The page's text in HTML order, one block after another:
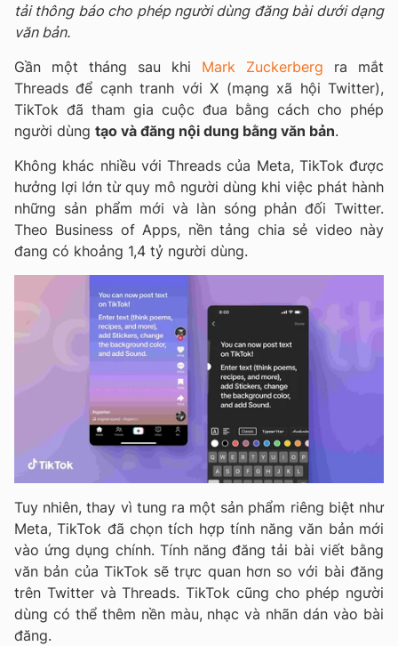
tải thông báo cho phép người dùng đăng bài dưới dạng
văn bản.
Gần một tháng sau khi Mark Zuckerberg ra mắt
Threads để cạnh tranh với X (mạng xã hội Twitter),
TikTok đã tham gia cuộc đua bằng cách cho phép
người dùng tạo và đăng nội dung bằng văn bản.
Không khác nhiều với Threads của Meta, TikTok được
hưởng lợi lớn từ quy mô người dùng khi việc phát hành
những sản phẩm mới và làn sóng phản đối Twitter.
Theo Business of Apps, nền tảng chia sẻ video này
đang có khoảng 1,4 tỷ người dùng.
Tuy nhiên, thay vì tung ra một sản phẩm riêng biệt như
Meta, TikTok đã chọn tích hợp tính năng văn bản mới
vào ứng dụng chính. Tính năng đăng tải bài viết bằng
văn bản của TikTok sẽ trực quan hơn so với bài đăng
trên Twitter và Threads. TikTok cũng cho phép người
dùng có thể thêm nền màu, nhạc và nhãn dán vào bài
đăng.